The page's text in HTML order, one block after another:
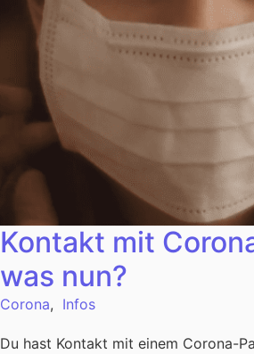
Kontakt mit
was nun?
Corona, Infos
Du hast Kontakt mit einem Corona-